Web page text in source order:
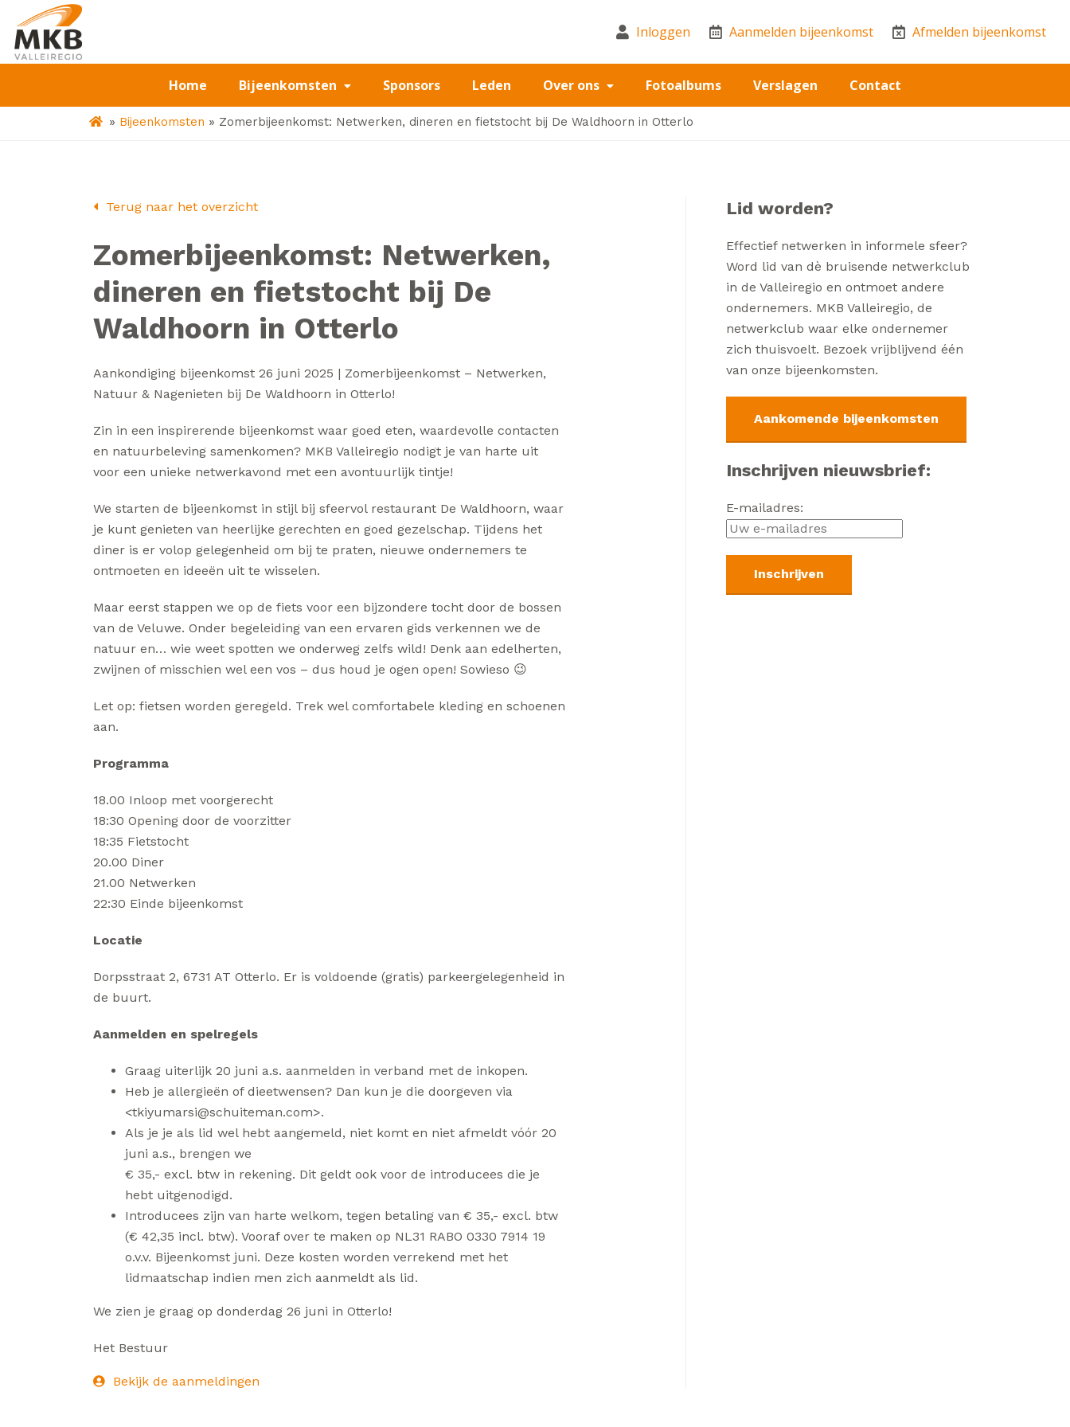
Inloggen Aanmelden bijeenkomst Afmelden bijeenkomst
Home Bijeenkomsten Sponsors Leden Over ons Fotoalbums Verslagen Contact
» Bijeenkomsten » Zomerbijeenkomst: Netwerken, dineren en fietstocht bij De Waldhoorn in Otterlo
Terug naar het overzicht
Zomerbijeenkomst: Netwerken,
dineren en fietstocht bij De
Waldhoorn in Otterlo
Aankondiging bijeenkomst 26 juni 2025 | Zomerbijeenkomst – Netwerken,
Natuur & Nagenieten bij De Waldhoorn in Otterlo!
Zin in een inspirerende bijeenkomst waar goed eten, waardevolle contacten
en natuurbeleving samenkomen? MKB Valleiregio nodigt je van harte uit
voor een unieke netwerkavond met een avontuurlijk tintje!
We starten de bijeenkomst in stijl bij sfeervol restaurant De Waldhoorn, waar
je kunt genieten van heerlijke gerechten en goed gezelschap. Tijdens het
diner is er volop gelegenheid om bij te praten, nieuwe ondernemers te
ontmoeten en ideeën uit te wisselen.
Maar eerst stappen we op de fiets voor een bijzondere tocht door de bossen
van de Veluwe. Onder begeleiding van een ervaren gids verkennen we de
natuur en… wie weet spotten we onderweg zelfs wild! Denk aan edelherten,
zwijnen of misschien wel een vos – dus houd je ogen open! Sowieso 😉
Let op: fietsen worden geregeld. Trek wel comfortabele kleding en schoenen
aan.
Programma
18.00 Inloop met voorgerecht
18:30 Opening door de voorzitter
18:35 Fietstocht
20.00 Diner
21.00 Netwerken
22:30 Einde bijeenkomst
Locatie
Dorpsstraat 2, 6731 AT Otterlo. Er is voldoende (gratis) parkeergelegenheid in
de buurt.
Aanmelden en spelregels
Graag uiterlijk 20 juni a.s. aanmelden in verband met de inkopen.
Heb je allergieën of dieetwensen? Dan kun je die doorgeven via
<tkiyumarsi@schuiteman.com>.
Als je je als lid wel hebt aangemeld, niet komt en niet afmeldt vóór 20
juni a.s., brengen we
€ 35,- excl. btw in rekening. Dit geldt ook voor de introducees die je
hebt uitgenodigd.
Introducees zijn van harte welkom, tegen betaling van € 35,- excl. btw
(€ 42,35 incl. btw). Vooraf over te maken op NL31 RABO 0330 7914 19
o.v.v. Bijeenkomst juni. Deze kosten worden verrekend met het
lidmaatschap indien men zich aanmeldt als lid.
We zien je graag op donderdag 26 juni in Otterlo!
Het Bestuur
Bekijk de aanmeldingen
Lid worden?
Effectief netwerken in informele sfeer?
Word lid van dè bruisende netwerkclub
in de Valleiregio en ontmoet andere
ondernemers. MKB Valleiregio, de
netwerkclub waar elke ondernemer
zich thuisvoelt. Bezoek vrijblijvend één
van onze bijeenkomsten.
Aankomende bijeenkomsten
Inschrijven nieuwsbrief:
E-mailadres: